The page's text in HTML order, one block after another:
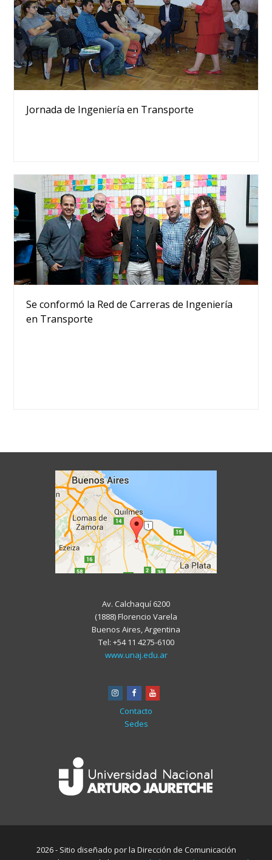
Jornada de Ingeniería en Transporte
Se conformó la Red de Carreras de Ingeniería
en Transporte
Av. Calchaquí 6200
(1888) Florencio Varela
Buenos Aires, Argentina
Tel: +54 11 4275-6100
www.unaj.edu.ar
instagram
facebookyoutube
Contacto
Sedes
2026 - Sitio diseñado por la Dirección de Comunicación